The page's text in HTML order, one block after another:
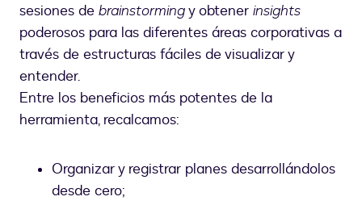
sesiones de brainstormingy obtener insights
poderosos para las diferentes áreas corporativas a
través de estructuras fáciles de visualizar y
entender.
Entre los beneficios más potentes de la
herramienta, recalcamos:
Organizar y registrar planes desarrollándolos
desde cero;